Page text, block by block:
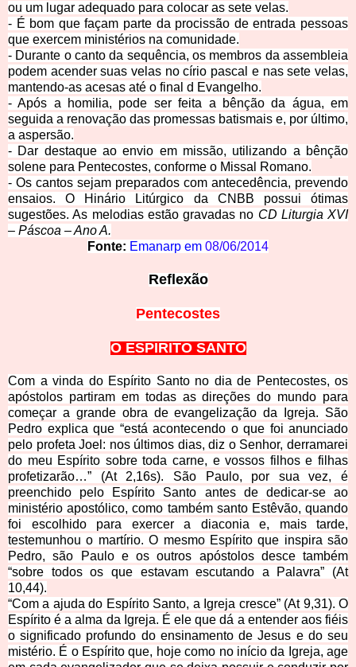
ou um lugar adequado para colocar as sete velas.
- É bom que façam parte da procissão de entrada pessoas
que exercem ministérios na comunidade.
- Durante o canto da sequência, os membros da assembleia
podem acender suas velas no círio pascal e nas sete velas,
mantendo-as acesas até o final d Evangelho.
- Após a homilia, pode ser feita a bênção da água, em
seguida a renovação das promessas batismais e, por último,
a aspersão.
- Dar destaque ao envio em missão, utilizando a bênção
solene para Pentecostes, conforme o Missal Romano.
- Os cantos sejam preparados com antecedência, prevendo
ensaios. O Hinário Litúrgico da CNBB possui ótimas
sugestões. As melodias estão gravadas no CD Liturgia XVI
– Páscoa – Ano A.
Fonte: Emanarp em 08/06/2014
Reflexão
Pentecostes
O ESPIRITO SANTO
Com a vinda do Espírito Santo no dia de Pentecostes, os
apóstolos partiram em todas as direções do mundo para
começar a grande obra de evangelização da Igreja. São
Pedro explica que “está acontecendo o que foi anunciado
pelo profeta Joel: nos últimos dias, diz o Senhor, derramarei
do meu Espírito sobre toda carne, e vossos filhos e filhas
profetizarão…” (At 2,16s). São Paulo, por sua vez, é
preenchido pelo Espírito Santo antes de dedicar-se ao
ministério apostólico, como também santo Estêvão, quando
foi escolhido para exercer a diaconia e, mais tarde,
testemunhou o martírio. O mesmo Espírito que inspira são
Pedro, são Paulo e os outros apóstolos desce também
“sobre todos os que estavam escutando a Palavra” (At
10,44).
“Com a ajuda do Espírito Santo, a Igreja cresce” (At 9,31). O
Espírito é a alma da Igreja. É ele que dá a entender aos fiéis
o significado profundo do ensinamento de Jesus e do seu
mistério. É o Espírito que, hoje como no início da Igreja, age